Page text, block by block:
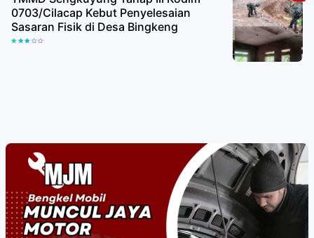
0703/Cilacap Kebut Penyelesaian
Sasaran Fisik di Desa Bingkeng